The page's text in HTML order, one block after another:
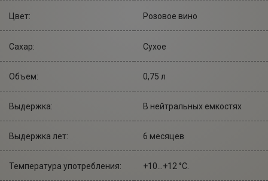
Цвет: Розовое вино
Сахар: Сухое
Объем: 0,75 л
Выдержка: В нейтральных емкостях
Выдержка лет: 6 месяцев
Температура употребления: +10...+12 °С.